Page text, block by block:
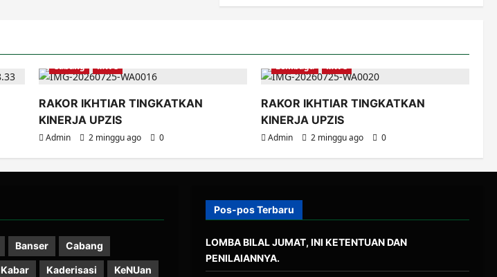
Cabang MWC
RAKOR IKHTIAR TINGKATKAN
KINERJA UPZIS
Admin 2 minggu ago 0
Lembaga MWC
RAKOR IKHTIAR TINGKATKAN
KINERJA UPZIS
Admin 2 minggu ago 0
Banser Cabang
Kabar Kaderisasi KeNUan
Pos-pos Terbaru
LOMBA BILAL JUMAT, INI KETENTUAN DAN
PENILAIANNYA.